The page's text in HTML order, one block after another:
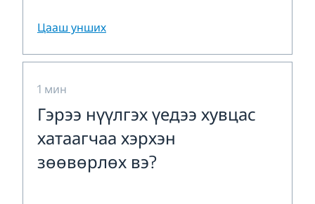
Цааш унших
1 мин
Гэрээ нүүлгэх үедээ хувцас
хатаагчаа хэрхэн
зөөвөрлөх вэ?